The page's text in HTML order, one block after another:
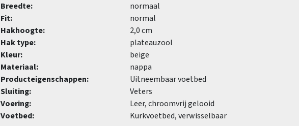
Breedte:
normaal
Fit:
normal
Hakhoogte:
2,0 cm
Hak type:
plateauzool
Kleur:
beige
Materiaal:
nappa
Producteigenschappen:
Uitneembaar voetbed
Sluiting:
Veters
Voering:
Leer, chroomvrij gelooid
Voetbed:
Kurkvoetbed, verwisselbaar